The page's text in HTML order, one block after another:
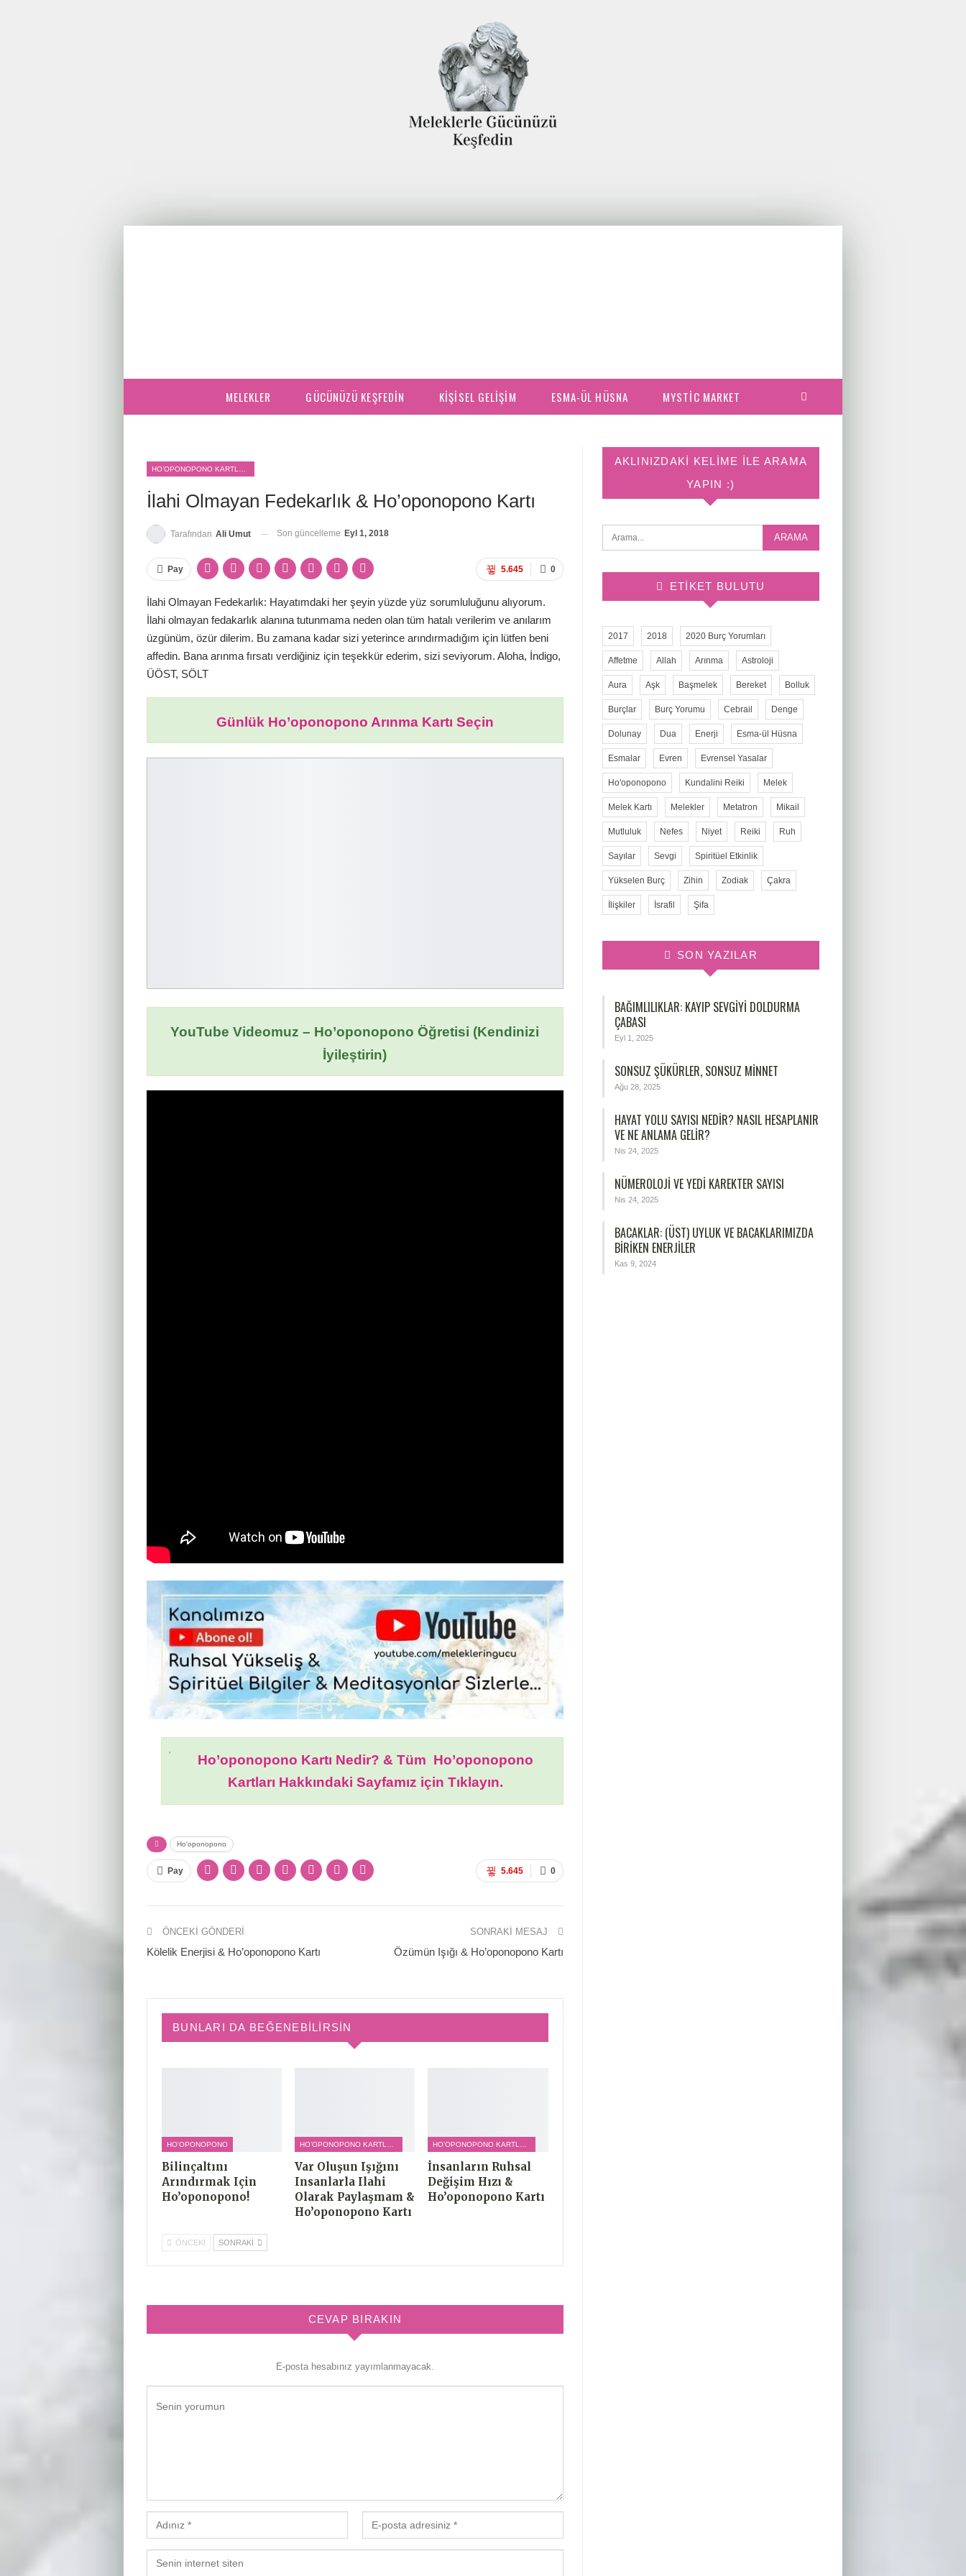
MELEKLER GÜCÜNÜZÜ KEŞFEDIN KIŞISEL GELIŞIM ESMA-ÜL HÜSNA MYSTIC MARKET
HO’OPONOPONO KARTLARI
İlahi Olmayan Fedekarlık & Ho’oponopono Kartı
Tarafından Ali Umut Son güncelleme Eyl 1, 2018
0
5.645
Pay
İlahi Olmayan Fedekarlık: Hayatımdaki her şeyin yüzde yüz sorumluluğunu alıyorum.
İlahi olmayan fedakarlık alanına tutunmama neden olan tüm hatalı verilerim ve anılarım
üzgünüm, özür dilerim. Bu zamana kadar sizi yeterince arındırmadığım için lütfen beni
affedin. Bana arınma fırsatı verdiğiniz için teşekkür ederim, sizi seviyorum. Aloha, İndigo,
ÜÖST, SÖLT
Günlük Ho’oponopono Arınma Kartı Seçin
YouTube Videomuz – Ho’oponopono Öğretisi (Kendinizi
İyileştirin)
Ho’oponopono Kartı Nedir? & Tüm Ho’oponopono
Kartları Hakkındaki Sayfamız için Tıklayın.
Ho'oponopono
0
5.645
Pay
ÖNCEKI GÖNDERI
Kölelik Enerjisi & Ho’oponopono Kartı
SONRAKI MESAJ
Özümün Işığı & Ho’oponopono Kartı
BUNLARI DA BEĞENEBILIRSIN
HO'OPONOPONO
Bilinçaltını
Arındırmak Için
Ho’oponopono!
Var Oluşun Işığını
Insanlarla Ilahi
Olarak Paylaşmam &
Ho’oponopono Kartı
İnsanların Ruhsal
Değişim Hızı &
Ho’oponopono Kartı
ÖNCEKI SONRAKI
CEVAP BIRAKIN
E-posta hesabınız yayımlanmayacak.
AKLINIZDAKI KELIME ILE ARAMA
YAPIN :)
ETIKET BULUTU
2017 2018 2020 Burç Yorumları
Affetme Allah Arınma Astroloji
Aura Aşk Başmelek Bereket Bolluk
Burçlar Burç Yorumu Cebrail Denge
Dolunay Dua Enerji Esma-ül Hüsna
Esmalar Evren Evrensel Yasalar
Ho'oponopono Kundalini Reiki Melek
Melek Kartı Melekler Metatron Mikail
Mutluluk Nefes Niyet Reiki Ruh
Sayılar Sevgi Spiritüel Etkinlik
Yükselen Burç Zihin Zodiak Çakra
İlişkiler İsrafil Şifa
SON YAZILAR
BAĞIMLILIKLAR: KAYIP SEVGIYI DOLDURMA
ÇABASI
Eyl 1, 2025
SONSUZ ŞÜKÜRLER, SONSUZ MINNET
Ağu 28, 2025
HAYAT YOLU SAYISI NEDIR? NASIL HESAPLANIR
VE NE ANLAMA GELIR?
Nis 24, 2025
NÜMEROLOJİ VE YEDİ KAREKTER SAYISI
Nis 24, 2025
BACAKLAR: (ÜST) UYLUK VE BACAKLARIMIZDA
BIRIKEN ENERJILER
Kas 9, 2024